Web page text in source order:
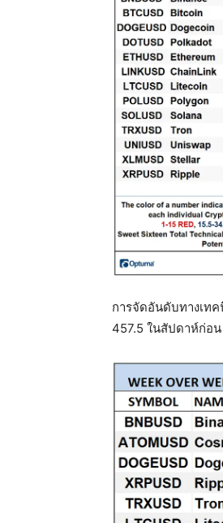
การจัดอันดับทางเท
457.5 ในสัปดาห์ก่อ